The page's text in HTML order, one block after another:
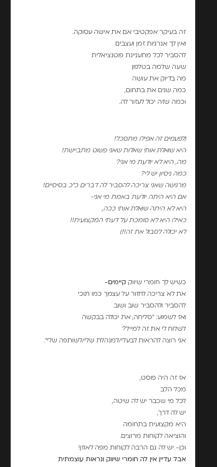
זה בעיקר אפקטיבי אם את אישה עסוקה.
ואין לך אנרגיות זמן ועצבים
להסביר לכל מתעניינת פוטנציאלית
שעה שלמה בטלפון
מה בדיוק את עושה
כמה שנים את בתחום,
וכמה שזה יכול לעזור לה.
(לפעמים זה אפילו מתסכל!
היא שואלת אותי שאלות שאני פשוט מתביישת!
מה, היא לא יודעת מי אני?
כמה ניסיון יש לי?
מרגישה שאני צריכה להסביר לה דברים כ"כ בסיסיים!
אם היא היתה יודעת באמת מי אני-
היא לא היתה שואלת אותי ככה,
כאילו היא לא סומכת על דעתי המקצועית!!
לא יכולה לסבול את זה!!)
כשיש לך חומרי שיווק קיימים-
את לא צריכה לחזור על עצמך כמו תוכי
להסביר ולהסביר שוב ושוב
ואז לשמוע: "סליחה, את יכולה בבקשה
לשלוח לי את זה למייל?
אני רוצה להראות לבעלי/למנהלת שלי/לשותפה שלי".
אז זה היה פוסט,
מכל הלב
לכל מי שכבר יש לה שיטה,
יש לה דרך,
היא מקצועית בתחומה
והוציאה לקוחות מרוצים.
וכן- יש לה גם הרבה לקוחות מפה לאוזן!
אבל עדיין אין לה חומרי שיווק ונראות עוצמתית